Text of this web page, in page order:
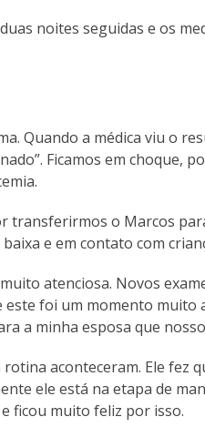
noites seguidas e os
Quando a médica viu o
Ficamos em choque,
transferirmos o Marcos
e em contato com
atenciosa. Novos
foi um momento muito
a minha esposa que
aconteceram. Ele fez
ele está na etapa de
ficou muito feliz por isso.